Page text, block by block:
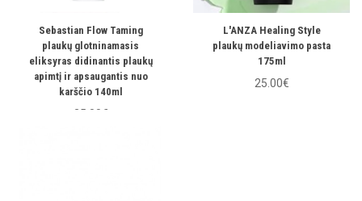
Sebastian Flow Taming
plaukų glotninamasis
eliksyras didinantis plaukų
apimtį ir apsaugantis nuo
karščio 140ml
25.00€
L'ANZA Healing Style
plaukų modeliavimo pasta
175ml
25.00€